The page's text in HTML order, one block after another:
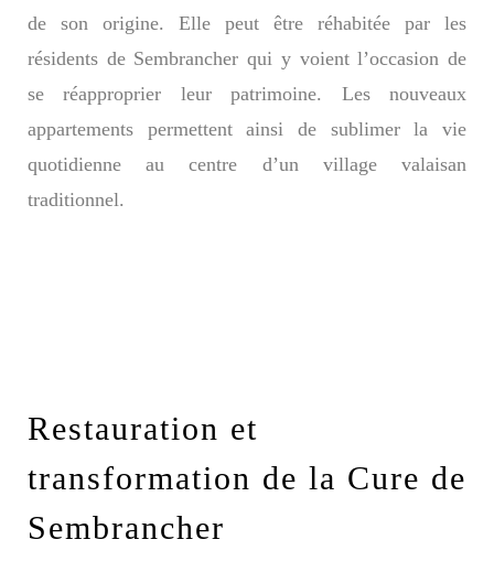
de son origine. Elle peut être réhabitée par les
résidents de Sembrancher qui y voient l’occasion de
se réapproprier leur patrimoine. Les nouveaux
appartements permettent ainsi de sublimer la vie
quotidienne au centre d’un village valaisan
traditionnel.
Restauration et
transformation de la Cure de
Sembrancher